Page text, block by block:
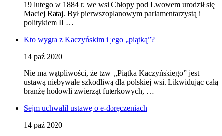
19 lutego w 1884 r. we wsi Chłopy pod Lwowem urodził się
Maciej Rataj. Był pierwszoplanowym parlamentarzystą i
politykiem II …
Kto wygra z Kaczyńskim i jego „piątką”?
14 paź 2020
Nie ma wątpliwości, że tzw. „Piątka Kaczyńskiego” jest
ustawą niebywale szkodliwą dla polskiej wsi. Likwidując całą
branżę hodowli zwierząt futerkowych, …
Sejm uchwalił ustawę o e-doręczeniach
14 paź 2020